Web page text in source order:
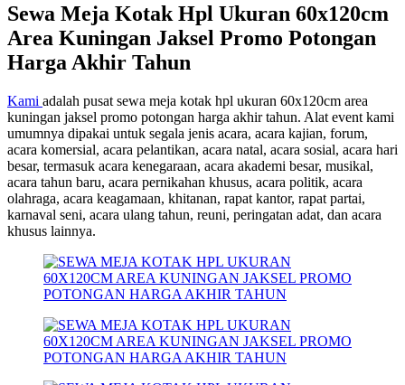
Sewa Meja Kotak Hpl Ukuran 60x120cm
Area Kuningan Jaksel Promo Potongan
Harga Akhir Tahun
Kami adalah pusat sewa meja kotak hpl ukuran 60x120cm area
kuningan jaksel promo potongan harga akhir tahun. Alat event kami
umumnya dipakai untuk segala jenis acara, acara kajian, forum,
acara komersial, acara pelantikan, acara natal, acara sosial, acara hari
besar, termasuk acara kenegaraan, acara akademi besar, musikal,
acara tahun baru, acara pernikahan khusus, acara politik, acara
olahraga, acara keagamaan, khitanan, rapat kantor, rapat partai,
karnaval seni, acara ulang tahun, reuni, peringatan adat, dan acara
khusus lainnya.